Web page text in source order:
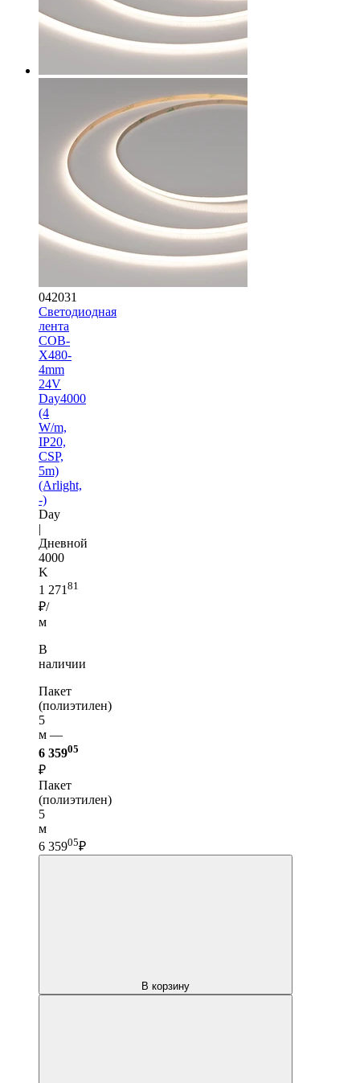
042031
Светодиодная
лента
COB-
X480-
4mm
24V
Day4000
(4
W/m,
IP20,
CSP,
5m)
(Arlight,
-)
Day
|
Дневной
4000
K
1 271 81
₽/
м
В
наличии
Пакет
(полиэтилен)
5
м —
6 35905
₽
Пакет
(полиэтилен)
5
м
6 35905₽
В корзину